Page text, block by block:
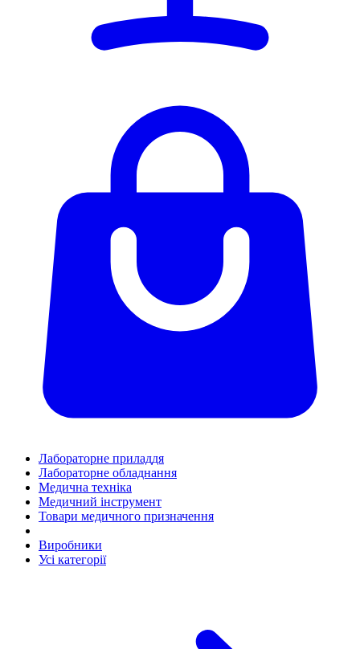
Лабораторне приладдя
Лабораторне обладнання
Медична техніка
Медичний інструмент
Товари медичного призначення
Виробники
Усі категорії